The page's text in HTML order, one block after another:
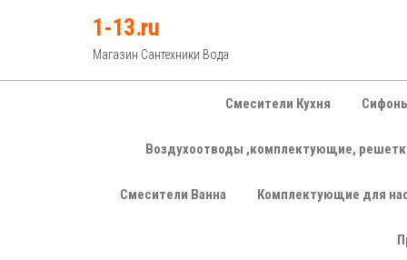
1-13.ru
Магазин Сантехники Вода
Смесители Кухня
Воздухоотводы ,комплектующие,
Смесители Ванна Комплектующие для